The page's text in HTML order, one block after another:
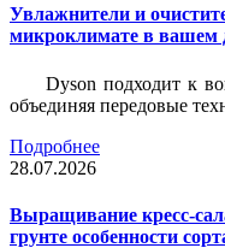
Увлажнители и
микроклимате в вашем
Dyson подходит к
объединяя передовые
Подробнее
28.07.2026
Выращивание кресс-
грунте особенности